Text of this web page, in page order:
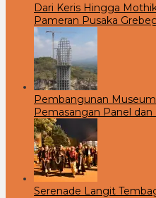
Dari Keris Hingga
Pameran Pusaka
Pembangunan
Pemasangan Panel dan
Serenade Langit